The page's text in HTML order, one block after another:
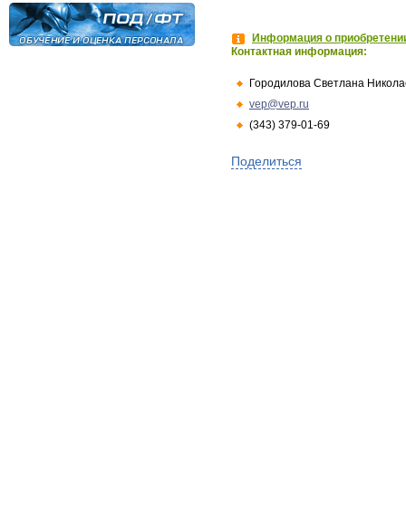
Информация о
Контактная информация:
Городилова Светлана
vep@vep.ru
(343) 379-01-69
Поделиться